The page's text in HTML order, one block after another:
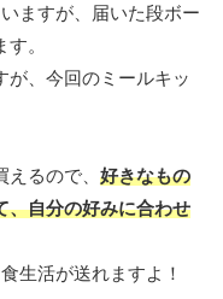
ますが、届いた段ボー
。
が、今回のミールキッ
るので、 好きなもの
、自分の好みに合わせ
生活が送れますよ！